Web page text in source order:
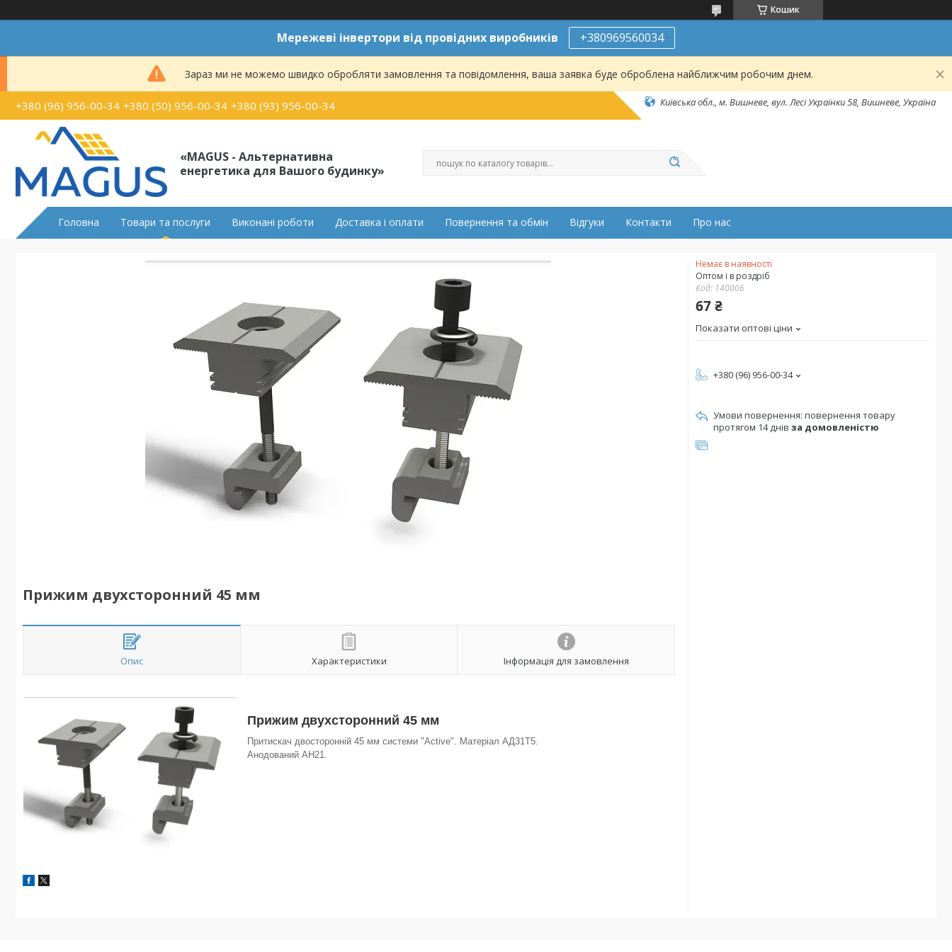
Кошик
Мережеві інвертори від провідних виробників +380969560034
Зараз ми не можемо швидко обробляти замовлення та повідомлення, ваша заявка буде оброблена найближчим робочим днем.
+380 (96) 956-00-34 +380 (50) 956-00-34 +380 (93) 956-00-34 Київська обл., м. Вишневе, вул. Лесі Українки 58, Вишневе, Україна
«MAGUS - Альтернативна
енергетика для Вашого будинку»
Головна Товари та послуги Виконані роботи Доставка і оплати Повернення та обмін Відгуки Контакти Про нас
Прижим двухсторонний 45 мм
Опис Характеристики Інформація для замовлення
Прижим двухсторонний 45 мм
Притискач двосторонній 45 мм системи "Active". Матеріал АД31Т5.
Анодований АН21.
Немає в наявності
Оптом і в роздріб
Код: 140006
67 ₴
Показати оптові ціни
+380 (96) 956-00-34
повернення товару
протягом 14 днів за домовленістю